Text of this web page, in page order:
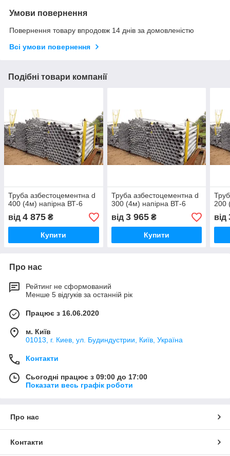
Умови повернення
Повернення товару впродовж 14 днів за домовленістю
Всі умови повернення
Подібні товари компанії
Труба азбестоцементна d
400 (4м) напірна ВТ-6
від 4 875 ₴
Купити
Труба азбестоцементна d
300 (4м) напірна ВТ-6
від 3 965₴
Купити
200
від
Про нас
Рейтинг не сформований
Менше 5 відгуків за останній рік
Працює з 16.06.2020
м. Київ
01013, г. Киев, ул. Будиндустрии, Київ, Україна
Контакти
Сьогодні працює з 09:00 до 17:00
Показати весь графік роботи
Про нас
Контакти